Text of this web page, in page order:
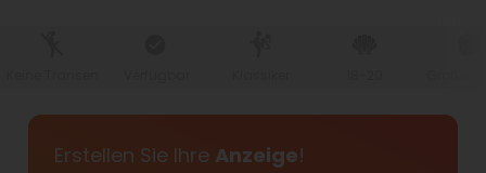
Modra
Erstellen Sie Ihre Anzeige!